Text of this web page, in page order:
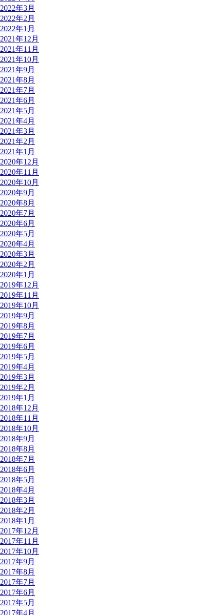
2022年3月
2022年2月
2022年1月
2021年12月
2021年11月
2021年10月
2021年9月
2021年8月
2021年7月
2021年6月
2021年5月
2021年4月
2021年3月
2021年2月
2021年1月
2020年12月
2020年11月
2020年10月
2020年9月
2020年8月
2020年7月
2020年6月
2020年5月
2020年4月
2020年3月
2020年2月
2020年1月
2019年12月
2019年11月
2019年10月
2019年9月
2019年8月
2019年7月
2019年6月
2019年5月
2019年4月
2019年3月
2019年2月
2019年1月
2018年12月
2018年11月
2018年10月
2018年9月
2018年8月
2018年7月
2018年6月
2018年5月
2018年4月
2018年3月
2018年2月
2018年1月
2017年12月
2017年11月
2017年10月
2017年9月
2017年8月
2017年7月
2017年6月
2017年5月
2017年4月